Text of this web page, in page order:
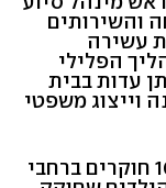
והשירותים
עשירה
הפלילי
עדות בבית
וייצוג משפטי
בשירות לחקירות ילדים פועלים כ־100 חוקרים ברחבי